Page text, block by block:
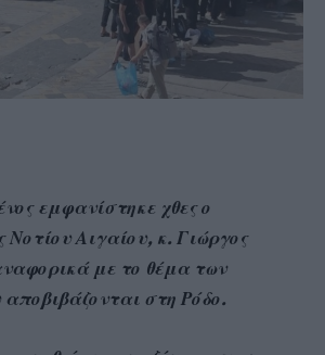
εμφανίστηκε χθες ο
Νοτίου Αιγαίου, κ. Γιώργος
με το θέμα των
στη Ρόδο.